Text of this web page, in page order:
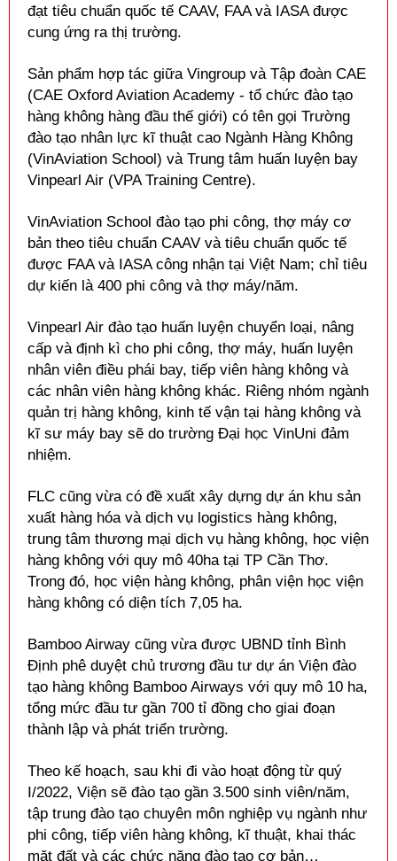
đạt tiêu chuẩn quốc tế CAAV, FAA và IASA được
cung ứng ra thị trường.
Sản phẩm hợp tác giữa Vingroup và Tập đoàn CAE
(CAE Oxford Aviation Academy - tổ chức đào tạo
hàng không hàng đầu thế giới) có tên gọi Trường
đào tạo nhân lực kĩthuật cao Ngành Hàng Không
(VinAviation School) và Trung tâm huấn luyện bay
Vinpearl Air (VPA Training Centre).
VinAviation School đào tạo phi công, thợ máy cơ
bản theo tiêu chuẩn CAAV và tiêu chuẩn quốc tế
được FAA và IASA công nhận tại Việt Nam; chỉ tiêu
dự kiến là 400 phi công và thợ máy/năm.
Vinpearl Air đào tạo huấn luyện chuyển loại, nâng
cấp và định kì cho phi công, thợ máy, huấn luyện
nhân viên điều phái bay, tiếp viên hàng không và
các nhân viên hàng không khác. Riêng nhóm ngành
quản trị hàng không, kinh tế vận tại hàng không và
kĩsư máy bay sẽ do trường Đại học VinUni đảm
nhiệm.
FLC cũng vừa có đề xuất xây dựng dự án khu sản
xuất hàng hóa và dịch vụ logistics hàng không,
trung tâm thương mại dịch vụ hàng không, học viện
hàng không với quy mô 40ha tại TP Cần Thơ.
Trong đó, học viện hàng không, phân viện học viện
hàng không có diện tích 7,05 ha.
Bamboo Airway cũng vừa được UBND tỉnh Bình
Định phê duyệt chủ trương đầu tư dự án Viện đào
tạo hàng không Bamboo Airways với quy mô 10 ha,
tổng mức đầu tư gần 700 tỉ đồng cho giai đoạn
thành lập và phát triển trường.
Theo kế hoạch, sau khi đi vào hoạt động từ quý
I/2022, Viện sẽ đào tạo gần 3.500 sinh viên/năm,
tập trung đào tạo chuyên môn nghiệp vụ ngành như
phi công, tiếp viên hàng không, kĩthuật, khai thác
mặt đất và các chức năng đào tạo cơ bản…